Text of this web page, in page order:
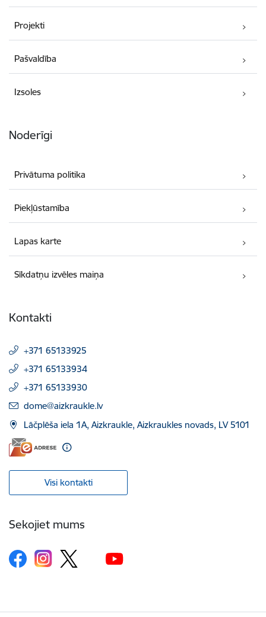
Projekti
Pašvaldība
Izsoles
Noderīgi
Privātuma politika
Piekļūstamība
Lapas karte
Sīkdatņu izvēles maiņa
Kontakti
+371 65133925
+371 65133934
+371 65133930
E-pasts:
dome@aizkraukle.lv
Lāčplēša iela 1A, Aizkraukle, Aizkraukles novads, LV 5101
Visi kontakti
Sekojiet mums